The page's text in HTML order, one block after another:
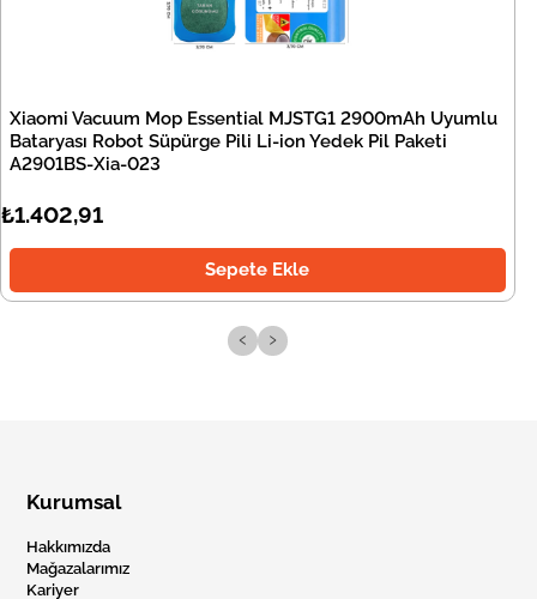
Xiaomi Vacuum Mop Essential MJSTG1 2900mAh Uyumlu
Bataryası Robot Süpürge Pili Li-ion Yedek Pil Paketi
A2901BS-Xia-023
₺1.402,91
Sepete Ekle
‹ ›
Kurumsal
Hakkımızda
Mağazalarımız
Kariyer